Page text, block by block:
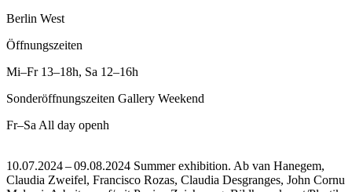
Berlin West
Öffnungszeiten
Mi–Fr 13–18h, Sa 12–16h
Sonderöffnungszeiten Gallery Weekend
Fr–Sa All day openh
10.07.2024 – 09.08.2024 Summer exhibition. Ab van Hanegem,
Claudia Zweifel, Francisco Rozas, Claudia Desgranges, John Cornu